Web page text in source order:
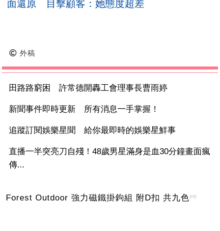
面還原 目擊顧客：她態度超差
外稿
田路路窮困 許常德開轟工會理事長曹雨婷
新聞事件即時更新 所有消息一手掌握！
追蹤訂閱娛樂星聞 給你最即時的娛樂星鮮事
直播一半突亮刀自殘！48歲男星滿身是血30分鐘畫面瘋
傳...
Forest Outdoor 強力磁鐵掛鉤組 附D扣 共九色PR